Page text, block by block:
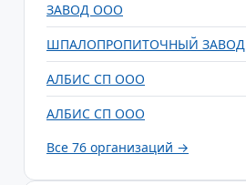
ЗАВОД ООО
ШПАЛОПРОПИТОЧНЫЙ ЗАВОД
АЛБИС СП ООО
АЛБИС СП ООО
Все 76 организаций →